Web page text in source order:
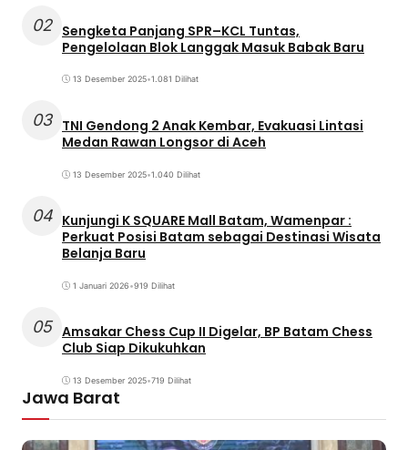
02 Sengketa Panjang SPR–KCL Tuntas,
Pengelolaan Blok Langgak Masuk Babak Baru
13 Desember 2025•1.081 Dilihat
03 TNI Gendong 2 Anak Kembar, Evakuasi Lintasi
Medan Rawan Longsor di Aceh
13 Desember 2025•1.040 Dilihat
04 Kunjungi K SQUARE Mall Batam, Wamenpar :
Perkuat Posisi Batam sebagai Destinasi Wisata
Belanja Baru
1 Januari 2026•919 Dilihat
05 Amsakar Chess Cup II Digelar, BP Batam Chess
Club Siap Dikukuhkan
13 Desember 2025•719 Dilihat
Jawa Barat